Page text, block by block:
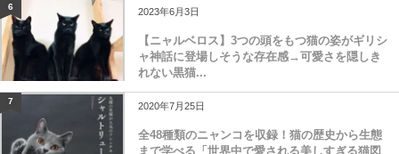
6 2023年6月3日
【ニャルベロス】3つの頭をもつ猫の姿がギリシ
ャ神話に登場しそうな存在感→可愛さを隠しき
れない黒猫...
7 2020年7月25日
全48種類のニャンコを収録！猫の歴史から生態
まで学べる「世界中で愛される美しすぎる猫図